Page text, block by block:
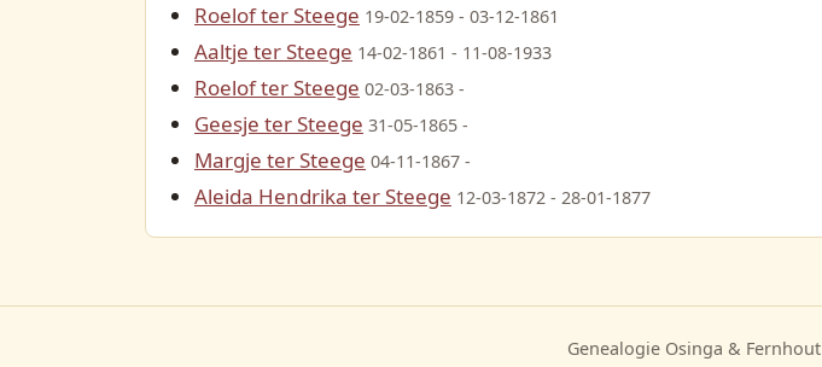
Roelof ter Steege 19-02-1859 - 03-12-1861
Aaltje ter Steege 14-02-1861 - 11-08-1933
Roelof ter Steege 02-03-1863 -
Geesje ter Steege 31-05-1865 -
Margje ter Steege 04-11-1867 -
Aleida Hendrika ter Steege 12-03-1872 - 28-01-1877
Genealogie Osinga & Fernhout